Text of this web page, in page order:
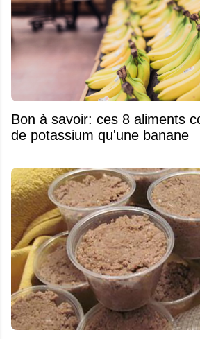
Bon à savoir: ces 8 aliments
de potassium qu'une banane